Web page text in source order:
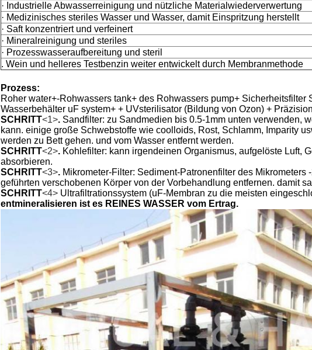
· Industrielle Abwasserreinigung und nützliche Materialwiederverwertung
· Medizinisches steriles Wasser und Wasser, damit Einspritzung herstellt
· Saft konzentriert und verfeinert
· Mineralreinigung und steriles
· Prozesswasseraufbereitung und steril
. Wein und helleres Testbenzin weiter entwickelt durch Membranmethode
Prozess:
Roher water+-Rohwassers tank+ des Rohwassers pump+ Sicherheitsfilter
Wasserbehälter uF system+ + UVsterilisator (Bildung von Ozon) +
SCHRITT<1>. Sandfilter: zu Sandmedien bis 0.5-1mm unten verwenden,
kann. einige große Schwebstoffe wie coolloids, Rost, Schlamm, Imparity
werden zu Bett gehen. und vom Wasser entfernt werden.
SCHRITT<2>. Kohlefilter: kann irgendeinen Organismus, aufgelöste Luft,
absorbieren.
SCHRITT<3>. Mikrometer-Filter: Sediment-Patronenfilter des Mikrometers
geführten verschobenen Körper von der Vorbehandlung entfernen. damit
SCHRITT<4> Ultrafiltrationssystem (uF-Membran zu die meisten
entmineralisieren ist es REINES WASSER vom Ertrag.